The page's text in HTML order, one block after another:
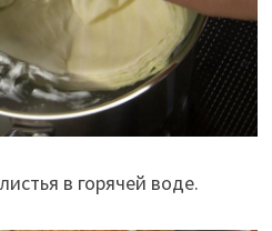
в горячей воде.